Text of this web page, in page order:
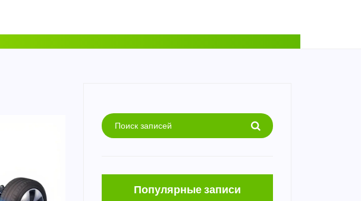
Популярные записи